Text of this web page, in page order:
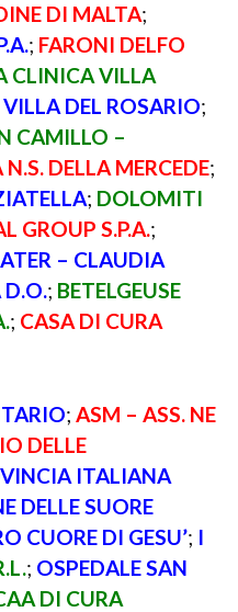
DI MALTA;
; FARONI DELFO
CLINICA VILLA
DEL ROSARIO;
CAMILLO –
DELLA MERCEDE;
; DOLOMITI
GROUP S.P.A.;
– CLAUDIA
; BETELGEUSE
; CASA DI CURA
; ASM – ASS. NE
DELLE
ITALIANA
DELLE SUORE
CUORE DI GESU’; I
; OSPEDALE SAN
DI CURA